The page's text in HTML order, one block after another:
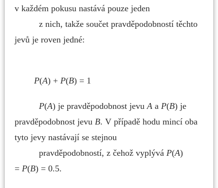
v každém pokusu nastává pouze jeden
z nich, takže součet pravděpodobností těchto
jevů je roven jedné:
P(A) + P(B) = 1
P(A) je pravděpodobnost jevu A a P(B) je
pravděpodobnost jevu B. V případě hodu mincí oba
tyto jevy nastávají se stejnou
pravděpodobností, z čehož vyplývá P(A)
= P(B) = 0.5.